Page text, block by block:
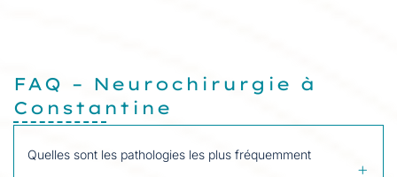
FAQ – Neurochirurgie à
Constantine
Quelles sont les pathologies les plus fréquemment